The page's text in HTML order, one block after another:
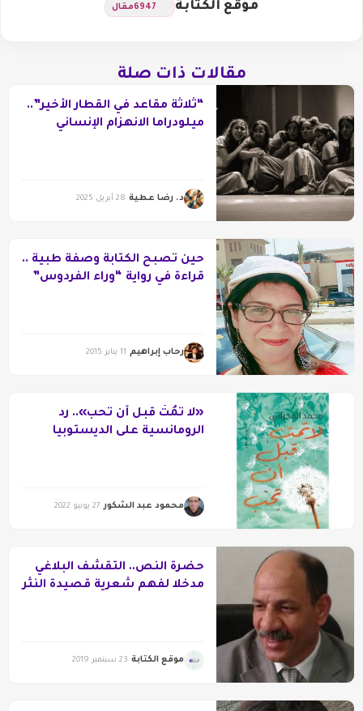
موقع الكتابة 6947مقال
مقالات ذات صلة
“ثلاثة مقاعد في القطار الأخير”..
ميلودراما الانهزام الإنساني
د. رضا عطية 28 أبريل 2025
حين تصبح الكتابة وصفة طبية ..
قراءة في رواية “وراء الفردوس”
رحاب إبراهيم 11 يناير 2015
«لا تمُتْ قبل أن تحب».. رد
الرومانسية على الديستوبيا
محمود عبد الشكور 27 يونيو 2022
حضرة النص.. التقشف البلاغي
مدخلا لفهم شعرية قصيدة النثر
موقع الكتابة 23 سبتمبر 2019